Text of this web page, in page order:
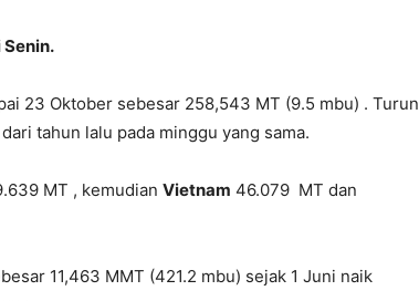
Senin.
23 Oktober sebesar 258,543 MT (9.5 mbu) . Turun
tahun lalu pada minggu yang sama.
MT , kemudian Vietnam 46.079 MT dan
11,463 MMT (421.2 mbu) sejak 1 Juni naik